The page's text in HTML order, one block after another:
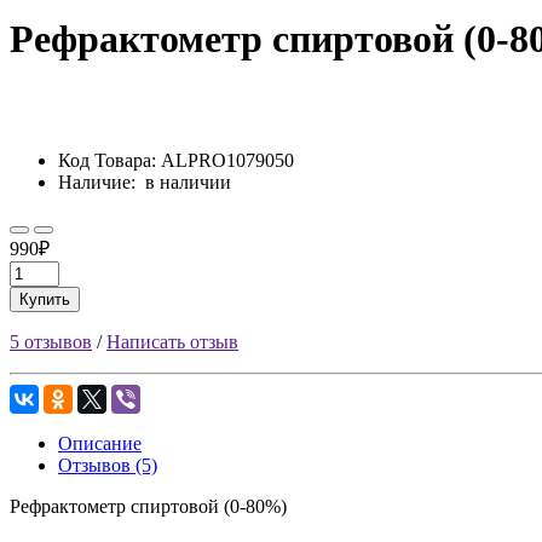
Рефрактометр спиртовой (0-
Код Товара: ALPRO1079050
Наличие: в наличии
990₽
Купить
5 отзывов /Написать отзыв
Описание
Отзывов (5)
Рефрактометр спиртовой (0-80%)